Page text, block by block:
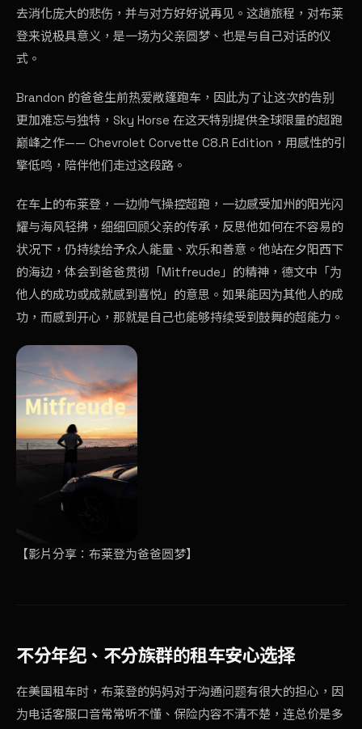
去消化庞大的悲伤，并与对方好好说再见。这趟旅程，对布莱
登来说极具意义，是一场为父亲圆梦、也是与自己对话的仪
式。
Brandon 的爸爸生前热爱敞篷跑车，因此为了让这次的告别
更加难忘与独特，Sky Horse 在这天特别提供全球限量的超跑
巅峰之作—— Chevrolet Corvette C8.R Edition，用感性的引
擎低鸣，陪伴他们走过这段路。
在车上的布莱登，一边帅气操控超跑，一边感受加州的阳光闪
耀与海风轻拂，细细回顾父亲的传承，反思他如何在不容易的
状况下，仍持续给予众人能量、欢乐和善意。他站在夕阳西下
的海边，体会到爸爸贯彻「Mitfreude」的精神，德文中「为
他人的成功或成就感到喜悦」的意思。如果能因为其他人的成
功，而感到开心，那就是自己也能够持续受到鼓舞的超能力。
【影片分享： 布莱登为爸爸圆梦】
不分年纪、不分族群的租车安心选择
在美国租车时，布莱登的妈妈对于沟通问题有很大的担心，因
为电话客服口音常常听不懂、保险内容不清不楚，连总价是多